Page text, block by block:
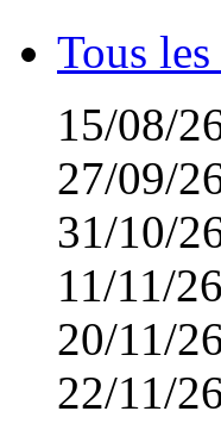
Tous
15/08/
27/09/
31/10/
11/11/26
20/11/
22/11/